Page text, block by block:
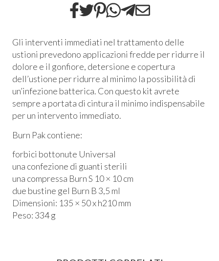
Gli interventi immediati nel trattamento delle
ustioni prevedono applicazioni fredde per ridurre il
dolore e il gonfiore, detersione e copertura
dell’ustione per ridurre al minimo la possibilità di
un’infezione batterica. Con questo kit avrete
sempre a portata di cintura il minimo indispensabile
per un intervento immediato.
Burn Pak contiene:
forbici bottonute Universal
una confezione di guanti sterili
una compressa Burn S 10 × 10 cm
due bustine gel Burn B 3,5 ml
Dimensioni: 135 × 50 x h210 mm
Peso: 334 g